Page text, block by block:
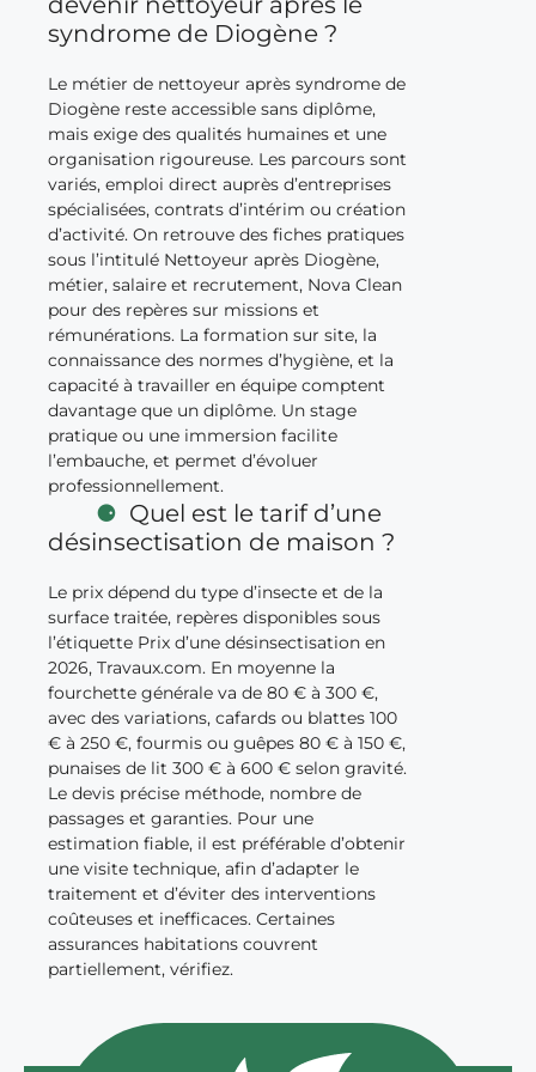
syndrome de Diogène ?
Le métier de nettoyeur après syndrome de
Diogène reste accessible sans diplôme,
mais exige des qualités humaines et une
organisation rigoureuse. Les parcours sont
variés, emploi direct auprès d’entreprises
spécialisées, contrats d’intérim ou création
d’activité. On retrouve des fiches pratiques
sous l’intitulé Nettoyeur après Diogène,
métier, salaire et recrutement, Nova Clean
pour des repères sur missions et
rémunérations. La formation sur site, la
connaissance des normes d’hygiène, et la
capacité à travailler en équipe comptent
davantage que un diplôme. Un stage
pratique ou une immersion facilite
l’embauche, et permet d’évoluer
professionnellement.
Quel est le tarif d’une
désinsectisation de maison ?
Le prix dépend du type d’insecte et de la
surface traitée, repères disponibles sous
l’étiquette Prix d’une désinsectisation en
2026, Travaux.com. En moyenne la
fourchette générale va de 80 € à 300 €,
avec des variations, cafards ou blattes 100
€ à 250 €, fourmis ou guêpes 80 € à 150 €,
punaises de lit 300 € à 600 € selon gravité.
Le devis précise méthode, nombre de
passages et garanties. Pour une
estimation fiable, il est préférable d’obtenir
une visite technique, afin d’adapter le
traitement et d’éviter des interventions
coûteuses et inefficaces. Certaines
assurances habitations couvrent
partiellement, vérifiez.